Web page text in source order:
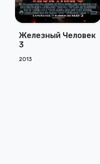
Железный Человек
3
2013